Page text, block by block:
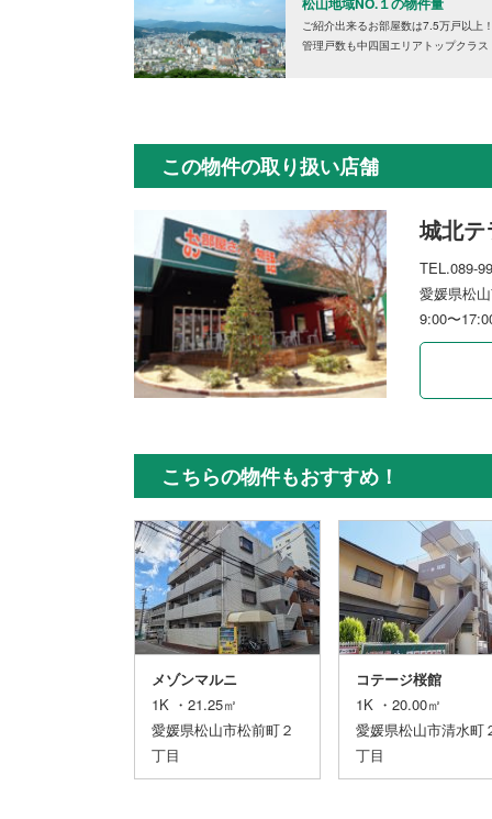
ご紹介出来るお部屋数は7.5万戸以上
管理戸数も中四国エリアトップクラス
この物件の取り扱い店舗
城北
TEL.089-
愛媛県松
9:00〜
こちらの物件もおすすめ！
メゾンマルニ
1K ・21.25㎡
愛媛県松山市松前町２
丁目
コテージ桜館
1K ・20.00㎡
愛媛県松山市清水町
丁目